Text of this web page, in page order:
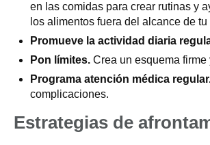
en las comidas para crear rutinas y
los alimentos fuera del alcance de
Promueve la actividad diaria
Pon límites. Crea un esquema
Programa atención médica
complicaciones.
Estrategias de